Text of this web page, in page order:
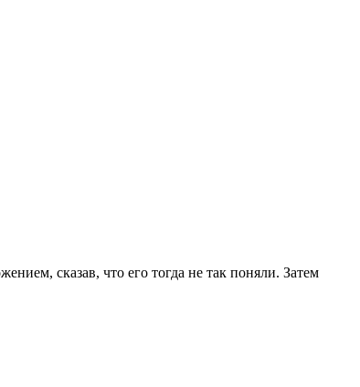
сказав, что его тогда не так поняли. Затем